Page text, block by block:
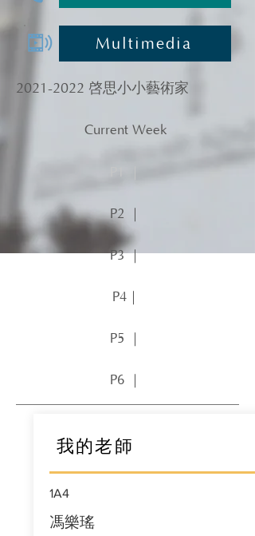
Multimedia
2021-2022 啓思小小藝術家
Current Week
P2 ｜
P3 ｜
P4｜
P5 ｜
P6 ｜
我的老師
1A4
馮樂瑤